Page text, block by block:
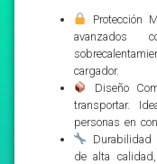
Protección
avanzados
cargador.
Diseño
transportar.
personas en
Durabilidad
de alta